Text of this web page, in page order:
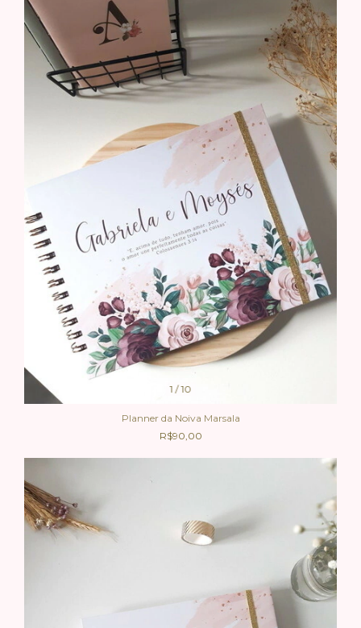
1 /10
Planner da Noiva Marsala
R$90,00